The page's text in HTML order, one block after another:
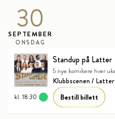
30
SEPTEMBER
ONSDAG
Standup på Latter
5 nye komikere hver
Klubbscenen / Latter
kl. 18:30 Bestill billett